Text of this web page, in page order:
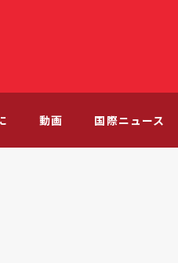
動画 国際ニュース